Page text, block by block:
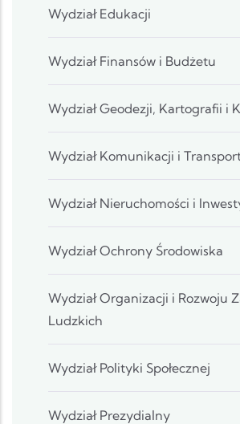
Wydział Edukacji
Wydział Finansów i Budżetu
Wydział Geodezji, Kartografii i
Wydział Komunikacji i
Wydział Nieruchomości i
Wydział Ochrony Środowiska
Wydział Organizacji i Rozwoju
Ludzkich
Wydział Polityki Społecznej
Wydział Prezydialny